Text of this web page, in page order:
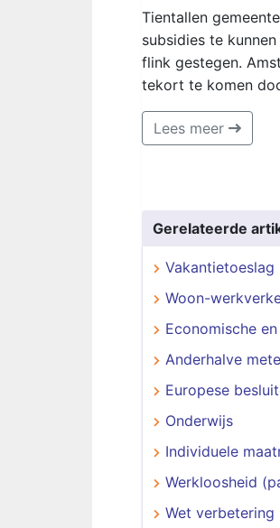
Tientallen
subsidies te
flink gestegen.
tekort te komen
Lees meer
Gerelateerde
Vakantietoeslag
Woon-
Economische
Anderhalve
Europese
Onderwijs
Individuele
Werkloosheid
Wet